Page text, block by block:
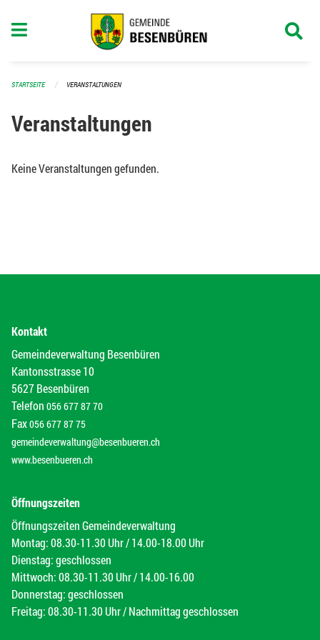
STARTSEITE VERANSTALTUNGEN
Veranstaltungen
Keine Veranstaltungen gefunden.
Kontakt
Gemeindeverwaltung Besenbüren
Kantonsstrasse 10
5627 Besenbüren
Telefon 056 677 87 70
Fax056 677 87 75
gemeindeverwaltung@besenbueren.ch
www.besenbueren.ch
Öffnungszeiten
Öffnungszeiten Gemeindeverwaltung
Montag: 08.30-11.30 Uhr / 14.00-18.00 Uhr
Dienstag: geschlossen
Mittwoch: 08.30-11.30 Uhr / 14.00-16.00
Donnerstag: geschlossen
Freitag: 08.30-11.30 Uhr / Nachmittag geschlossen